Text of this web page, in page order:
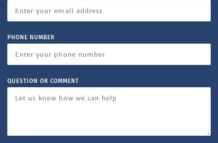
PHONE NUMBER
QUESTION OR COMMENT